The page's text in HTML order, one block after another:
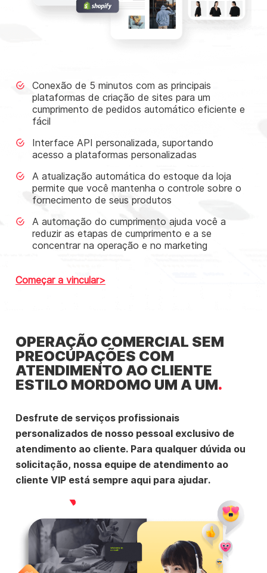
Conexão de 5 minutos com as principais
plataformas de criação de sites para um
cumprimento de pedidos automático eficiente e
fácil
Interface API personalizada, suportando
acesso a plataformas personalizadas
A atualização automática do estoque da loja
permite que você mantenha o controle sobre o
fornecimento de seus produtos
A automação do cumprimento ajuda você a
reduzir as etapas de cumprimento e a se
concentrar na operação e no marketing
Começar a vincular
OPERAÇÃO COMERCIAL SEM
PREOCUPAÇÕES COM
ATENDIMENTO AO CLIENTE
ESTILO MORDOMO UM A UM
Desfrute de serviços profissionais
personalizados de nosso pessoal exclusivo de
atendimento ao cliente. Para qualquer dúvida ou
solicitação, nossa equipe de atendimento ao
cliente VIP está sempre aqui para ajudar.